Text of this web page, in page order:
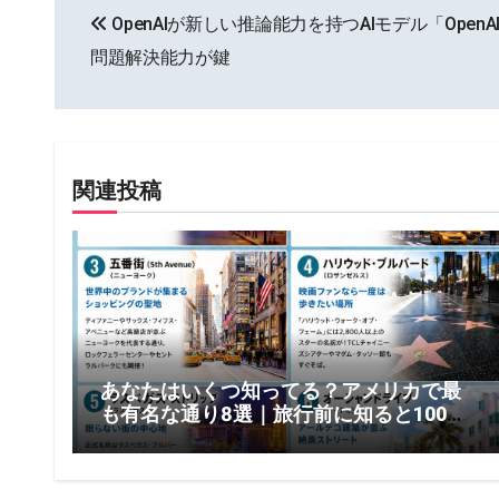
ゲ
ー
シ
ョ
ン
OpenAIが新しい推論能力を持つAIモデル「
問題解決能力が鍵
関連投稿
あなたはいくつ知ってる？アメリカで最
も有名な通り8選｜旅行前に知ると100倍
楽しい！